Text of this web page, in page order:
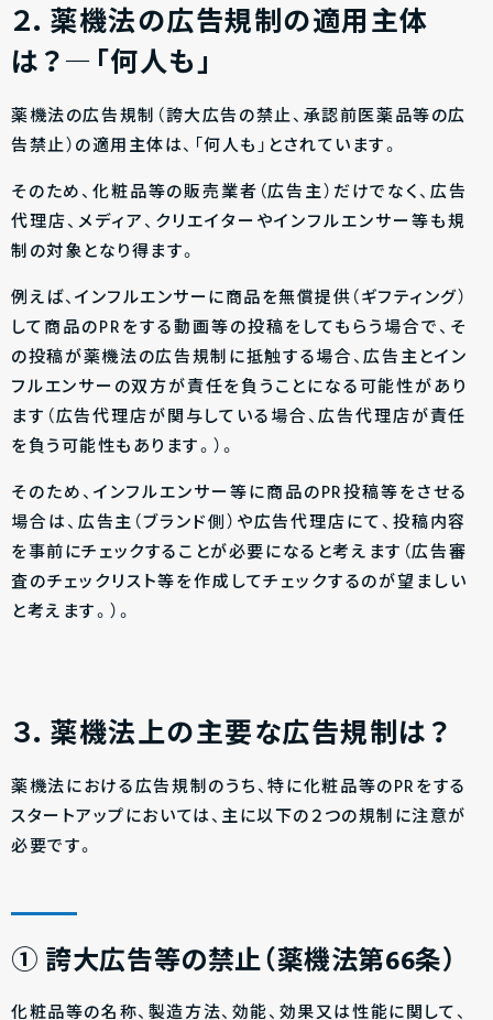
２．薬機法の広告規制の適用主体
は？―「何人も」
薬機法の広告規制（誇大広告の禁止、承認前医薬品等の広
告禁止）の適用主体は、「何人も」とされています。
そのため、化粧品等の販売業者（広告主）だけでなく、広告
代理店、メディア、クリエイターやインフルエンサー等も規
制の対象となり得ます。
例えば、インフルエンサーに商品を無償提供（ギフティング）
して商品のPRをする動画等の投稿をしてもらう場合で、そ
の投稿が薬機法の広告規制に抵触する場合、広告主とイン
フルエンサーの双方が責任を負うことになる可能性があり
ます（広告代理店が関与している場合、広告代理店が責任
を負う可能性もあります。）。
そのため、インフルエンサー等に商品のPR投稿等をさせる
場合は、広告主（ブランド側）や広告代理店にて、投稿内容
を事前にチェックすることが必要になると考えます（広告審
査のチェックリスト等を作成してチェックするのが望ましい
と考えます。）。
３．薬機法上の主要な広告規制は？
薬機法における広告規制のうち、特に化粧品等のPRをする
スタートアップにおいては、主に以下の２つの規制に注意が
必要です。
① 誇大広告等の禁止（薬機法第66条）
化粧品等の名称、製造方法、効能、効果又は性能に関して、